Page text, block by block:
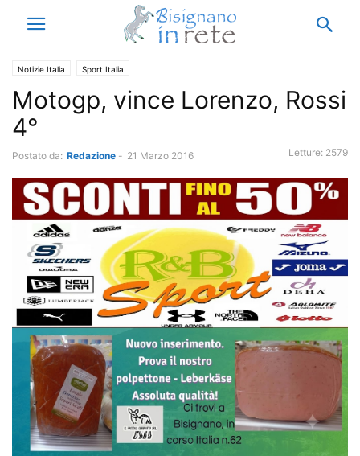
Notizie Italia Sport Italia
Motogp, vince Lorenzo, Rossi
4°
Postato da: Redazione - 21 Marzo 2016 Letture: 2579